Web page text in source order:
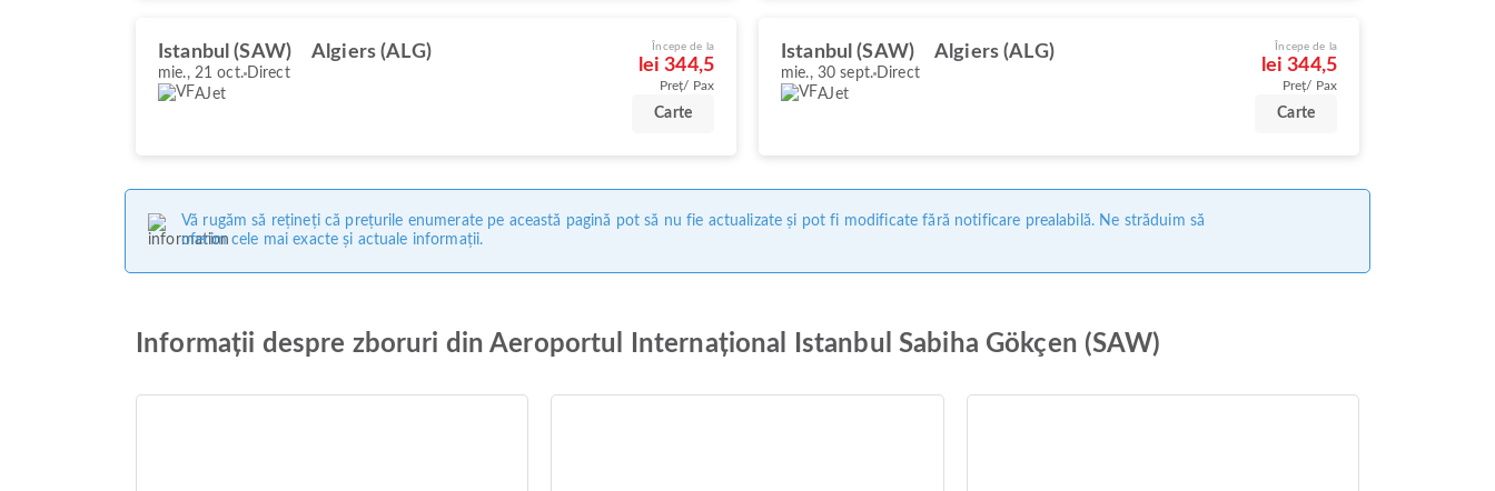
Istanbul (SAW) Algiers (ALG)
mie., 21 oct. Direct
AJet
Începe de la
lei 344,5
Preț/ Pax
Carte
Istanbul (SAW) Algiers (ALG)
mie., 30 sept. Direct
AJet
Începe de la
lei 344,5
Preț/ Pax
Carte
Vă rugăm să rețineți că prețurile enumerate pe această pagină pot să nu fie actualizate și pot fi modificate fără notificare prealabilă. Ne străduim să
oferim cele mai exacte și actuale informații.
Informații despre zboruri din Aeroportul Internațional Istanbul Sabiha Gökçen (SAW)